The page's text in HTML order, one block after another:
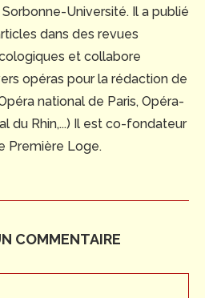
Université. Il a publié
dans des revues
et collabore
opéras pour la rédaction de
national de Paris, Opéra-
du Rhin,...) Il est co-fondateur
Première Loge.
COMMENTAIRE